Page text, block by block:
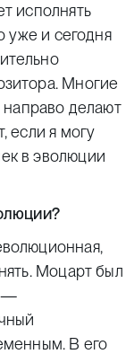
исполнять
уже и сегодня
Многие
направо делают
если я могу
в эволюции
Моцарт был
—
В его